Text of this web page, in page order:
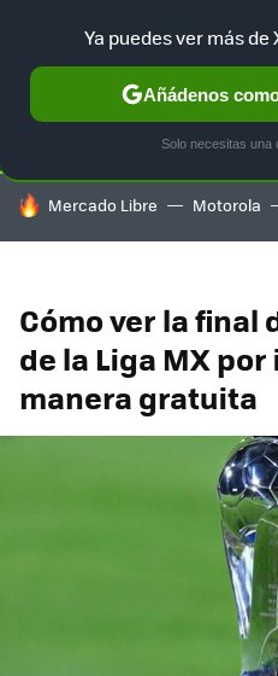
SELECCIÓN GAMING
HOY SE HABLA DE
Mercado Libre Motorola
Cómo ver la final
de la Liga MX
manera gratuita
Ya puedes ver más de
Añádenos
Solo necesitas una